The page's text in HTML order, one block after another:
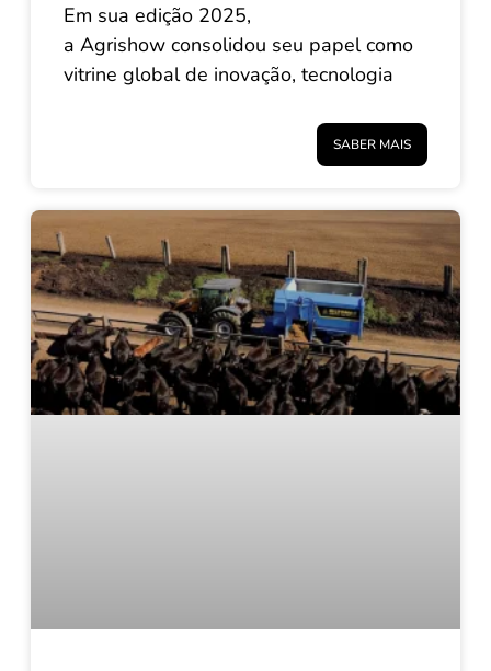
Em sua edição 2025,
a Agrishow consolidou seu papel como
vitrine global de inovação, tecnologia
SABER MAIS